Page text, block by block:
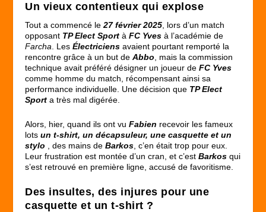
Un vieux contentieux qui explose
Tout a commencé le27 février 2025, lors d’un match
opposant TP Elect Sport àFC Yves à l’académie de
Farcha. LesÉlectriciens avaient pourtant remporté la
rencontre grâce à un but deAbbo, mais la commission
technique avait préféré désigner un joueur deFC Yves
comme homme du match, récompensant ainsi sa
performance individuelle. Une décision que TP Elect
Sport a très mal digérée.
Alors, hier, quand ils ont vuFabien recevoir les fameux
lotsun t-shirt, un décapsuleur, une casquette et un
stylo , des mains deBarkos , c’en était trop pour eux.
Leur frustration est montée d’un cran, et c’estBarkos qui
s’est retrouvé en première ligne, accusé de favoritisme.
Des insultes, des injures pour une
casquette et un t-shirt ?